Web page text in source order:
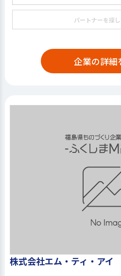
パートナーを探
企業の詳細
株式会社エム・ティ・アイ